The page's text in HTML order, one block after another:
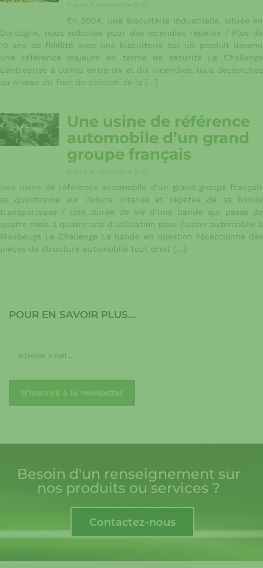
En 2004, une biscuiterie industrielle, située en
Dordogne, nous sollicites pour des incendies répétés / Plus de
10 ans de fidélité avec une biscuiterie sur un produit devenu
une référence majeure en terme de sécurité Le Challenge
L’entreprise a connu entre six et dix incendies, tous déclenchés
au niveau du four de cuisson de la […]
Une usine de référence
automobile d’un grand
groupe français
Une usine de référence automobile d’un grand groupe français
se questionne sur l’usure intense et répétée de sa bande
transporteuse / Une durée de vie d’une bande qui passe de
quatre mois à quatre ans d’utilisation pour l’usine automobile à
Maubeuge Le Challenge La bande en question réceptionne des
pièces de structure automobile tout droit […]
POUR EN SAVOIR PLUS…
Besoin d'un renseignement sur
nos produits ou services ?
Contactez-nous